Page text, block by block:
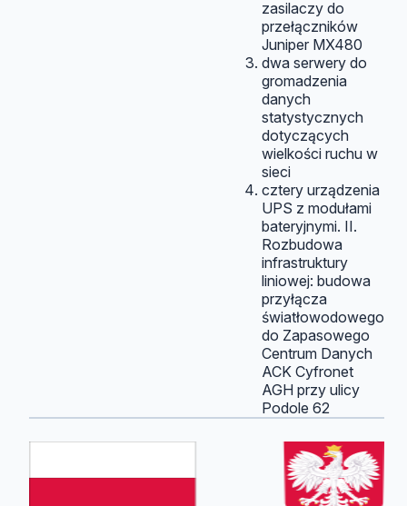
zasilaczy do
przełączników
Juniper MX480
dwa serwery do
gromadzenia
danych
statystycznych
dotyczących
wielkości ruchu w
sieci
cztery urządzenia
UPS z modułami
bateryjnymi. II.
Rozbudowa
infrastruktury
liniowej: budowa
przyłącza
światłowodowego
do Zapasowego
Centrum Danych
ACK Cyfronet
AGH przy ulicy
Podole 62